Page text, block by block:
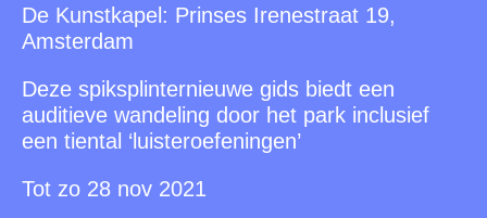
De Kunstkapel: Prinses Irenestraat 19,
Amsterdam
Deze spiksplinternieuwe gids biedt een
auditieve wandeling door het park inclusief
een tiental ‘luisteroefeningen’
Tot zo 28 nov 2021